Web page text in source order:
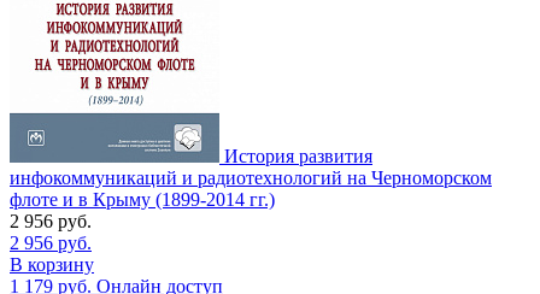
История развития
инфокоммуникаций и радиотехнологий на Черноморском
флоте и в Крыму (1899-2014 гг.)
2 956 руб.
2 956 руб.
В корзину
1 179 руб. Онлайн доступ